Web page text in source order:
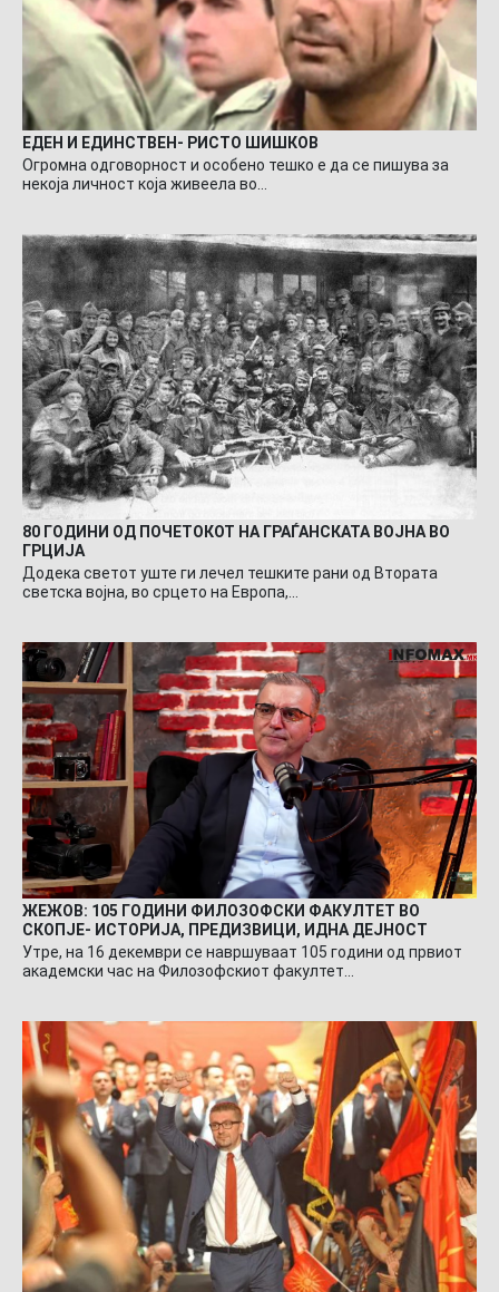
ЕДЕН И ЕДИНСТВЕН- РИСТО ШИШКОВ
Огромна одговорност и особено тешко е да се пишува за
некоја личност која живеела во…
80 ГОДИНИ ОД ПОЧЕТОКОТ НА ГРАЃАНСКАТА ВОЈНА ВО
ГРЦИЈА
Додека светот уште ги лечел тешките рани од Втората
светска војна, во срцето на Европа,…
ЖЕЖОВ: 105 ГОДИНИ ФИЛОЗОФСКИ ФАКУЛТЕТ ВО
СКОПЈЕ- ИСТОРИЈА, ПРЕДИЗВИЦИ, ИДНА ДЕЈНОСТ
Утре, на 16 декември се навршуваат 105 години од првиот
академски час на Филозофскиот факултет…